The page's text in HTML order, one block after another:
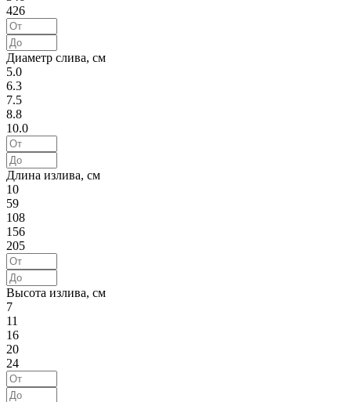
426
Диаметр слива, см
5.0
6.3
7.5
8.8
10.0
Длина излива, см
10
59
108
156
205
Высота излива, см
7
11
16
20
24